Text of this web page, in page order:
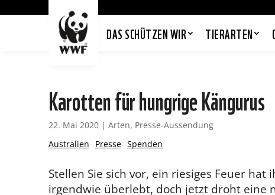
DAS SCHÜTZEN WIR TIERARTEN
Karotten für hungrige Kängurus
22. Mai 2020 | Arten, Presse-Aussendung
Australien
Presse Spenden
Stellen Sie sich vor, ein riesiges Feuer
irgendwie überlebt, doch jetzt droht eine